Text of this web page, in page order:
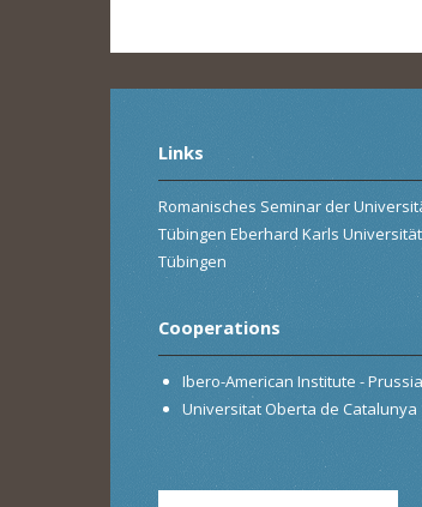
Links
Romanisches Seminar der
Tübingen Eberhard Karls Universität
Tübingen
Cooperations
Ibero-American Institute -
Universitat Oberta de Catalunya